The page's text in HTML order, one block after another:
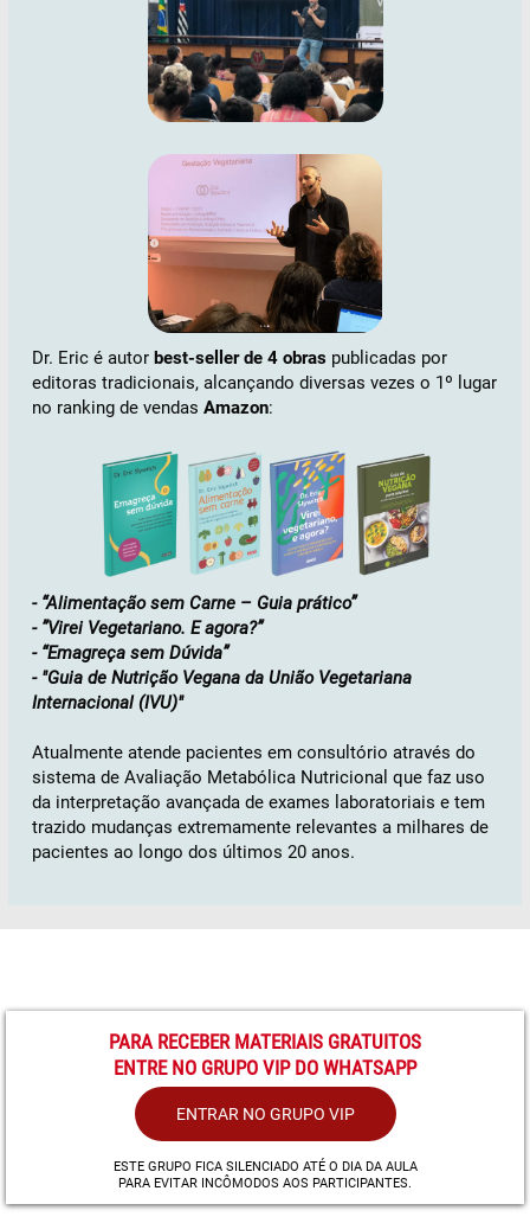
Dr. Eric é autor best-seller de 4 obras publicadas por
editoras tradicionais, alcançando diversas vezes o 1º lugar
no ranking de vendas Amazon:
- “Alimentação sem Carne – Guia prático”
- ”Virei Vegetariano. E agora?”
- “Emagreça sem Dúvida”
- "Guia de Nutrição Vegana da União Vegetariana
Internacional (IVU)"
Atualmente atende pacientes em consultório através do
sistema de Avaliação Metabólica Nutricional que faz uso
da interpretação avançada de exames laboratoriais e tem
trazido mudanças extremamente relevantes a milhares de
pacientes ao longo dos últimos 20 anos.
PARA RECEBER MATERIAIS GRATUITOS
ENTRE NO GRUPO VIP DO WHATSAPP
ENTRAR NO GRUPO VIP
ESTE GRUPO FICA SILENCIADO ATÉ O DIA DA AULA
PARA EVITAR INCÔMODOS AOS PARTICIPANTES.